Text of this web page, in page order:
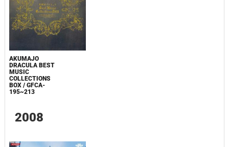
AKUMAJO
DRACULA BEST
MUSIC
COLLECTIONS
BOX / GFCA-
195~213
2008